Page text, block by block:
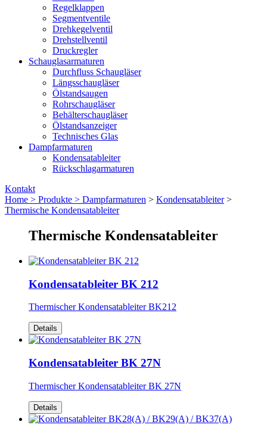
Regelklappen
Segmentventile
Drehkegelventil
Drehstellventil
Druckregler
Schauglas­armaturen
Durchfluss Schaugläser
Längsschaugläser
Ölstandsaugen
Rohrschaugläser
Behälterschaugläser
Ölstandsanzeiger
Technisches Glas
Dampfarmaturen
Kondensatableiter
Rückschlagarmaturen
Kontakt
Home > Produkte > Dampfarmaturen > Kondensatableiter>
Thermische Kondensatableiter
Thermische Kondensatableiter
Kondensatableiter BK 212
Thermischer Kondensatableiter BK212
Details
Kondensatableiter BK 27N
Thermischer Kondensatableiter BK 27N
Details